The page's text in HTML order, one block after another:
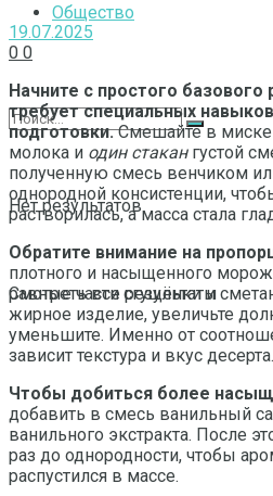
Общество
Нет результатов
Смотреть все результаты
19.07.2025
0 0
Начните с простого
требует специальных
подготовки.Смешайте в миске
молока и один стакангустой
полученную смесь венчиком
однородной консистенции,
растворилась, а масса стала
Обратите внимание на
плотного и насыщенного
равные части сгущёнки и
жирное изделие, увеличьте
уменьшите. Именно от
зависит текстура и вкус десерта.
Чтобы добиться более
добавить в смесь ванильный
ванильного экстракта. После
раз до однородности, чтобы
распустился в массе.